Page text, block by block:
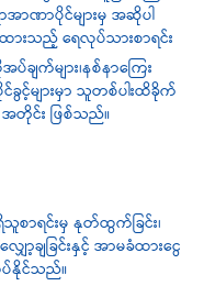
ဏာပိုင်များမှ အဆိုပါ
သည့် ရေလုပ်သားစာရင်း
ချက်များ၊နစ်နာကြေး
ခွင့်များမှာ သူတစ်ပါးထိခိုက်
တိုင်း ဖြစ်သည်။
ာရင်းမှ နုတ်ထွက်ခြင်း၊
ျှော့ချခြင်းနှင့် အာမခံထားငွေ
နိုင်သည်။